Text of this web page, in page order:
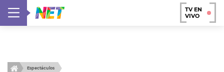
TV EN
VIVO
Espectáculos